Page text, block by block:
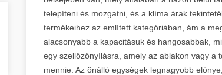
telepíteni és mozgatni, és a klíma árak
termékeihez az említett kategóriában, ám a
alacsonyabb a kapacitásuk és hangosabbak,
egy szellőzőnyílásra, amely az ablakon vagy a
mennie. Az önálló egységek legnagyobb